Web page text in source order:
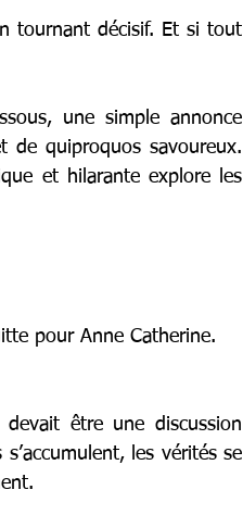
tournant décisif. Et si tout
une simple annonce
de quiproquos savoureux.
et hilarante explore les
pour Anne Catherine.
être une discussion
les vérités se